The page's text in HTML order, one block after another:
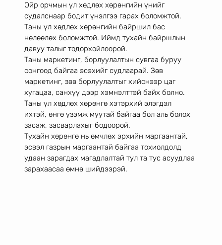
Ойр орчмын үл хөдлөх хөрөнгийн үнийг
судалснаар бодит үнэлгээ гарах боломжтой.
Таны үл хөдлөх хөрөнгийн байршил бас
нөлөөлөх боломжтой. Иймд тухайн байршлын
давуу талыг тодорхойлоорой.
Таны маркетинг, борлуулалтын сувгаа буруу
сонгоод байгаа эсэхийг судлаарай. Зөв
маркетинг, зөв борлуулалтыг хийснээр цаг
хугацаа, санхүү дээр хэмнэлттэй байх болно.
Таны үл хөдлөх хөрөнгө хэтэрхий элэгдэл
ихтэй, өнгө үзэмж муутай байгаа бол аль болох
засаж, засварлахыг бодоорой.
Тухайн хөрөнгө нь өмчлөх эрхийн маргаантай,
эсвэл газрын маргаантай байгаа тохиолдолд
удаан зарагдах магадлалтай тул та тус асуудлаа
зарахаасаа өмнө шийдээрэй.